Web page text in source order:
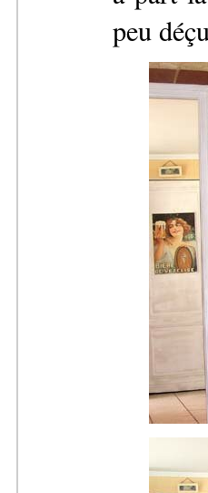
peu